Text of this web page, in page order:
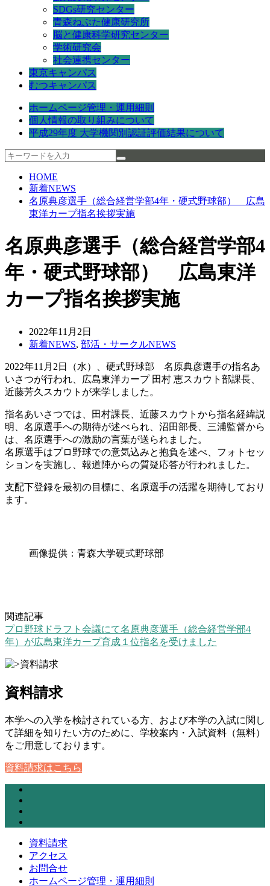
SDGs研究センター
青森ねぶた健康研究所
脳と健康科学研究センター
学術研究会
社会連携センター
東京キャンパス
むつキャンパス
ホームページ管理・運用細則
個人情報の取り組みについて
平成29年度 大学機関別認証評価結果について
HOME
新着NEWS
名原典彦選手（総合経営学部4年・硬式野球部） 広島
東洋カープ指名挨拶実施
名原典彦選手（総合経営学部4
年・硬式野球部） 広島東洋
カープ指名挨拶実施
2022年11月2日
新着NEWS, 部活・サークルNEWS
2022年11月2日（水）、硬式野球部 名原典彦選手の指名あ
いさつが行われ、広島東洋カープ 田村 恵スカウト部課長、
近藤芳久スカウトが来学しました。
指名あいさつでは、田村課長、近藤スカウトから指名経緯説
明、名原選手への期待が述べられ、沼田部長、三浦監督から
は、名原選手への激励の言葉が送られました。
名原選手はプロ野球での意気込みと抱負を述べ、フォトセッ
ションを実施し、報道陣からの質疑応答が行われました。
支配下登録を最初の目標に、名原選手の活躍を期待しており
ます。
画像提供：青森大学硬式野球部
関連記事
プロ野球ドラフト会議にて名原典彦選手（総合経営学部4
年）が広島東洋カープ育成１位指名を受けました
資料請求
本学への入学を検討されている方、および本学の入試に関し
て詳細を知りたい方のために、学校案内・入試資料（無料）
をご用意しております。
資料請求はこちら
資料請求
アクセス
お問合せ
ホームページ管理・運用細則